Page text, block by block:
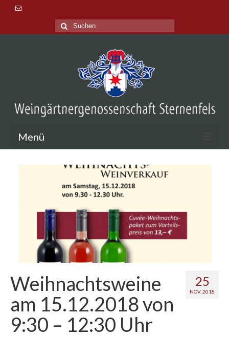
Suche
nach:
Menü
Aktuelles
Veranstaltungen
Lage & Tradition
Probieren & Kaufen
Kontakt
25
NOV. 2018
Weihnachtsweine
am 15.12.2018 von
9:30 – 12:30 Uhr